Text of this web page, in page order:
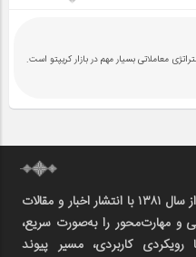
معاملاتی بسیار مهم در بازار کریپتو است.
مجله آموزشی آکادمی علمی EAedu از سال ۱۳۸۱ با انتشار اخبار و مقالات
مهارت‌محور را به‌صورت سریع،
کاربردی، مسیر پیوند